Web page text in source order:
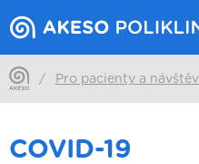
/ Pro pacienty a
COVID-19